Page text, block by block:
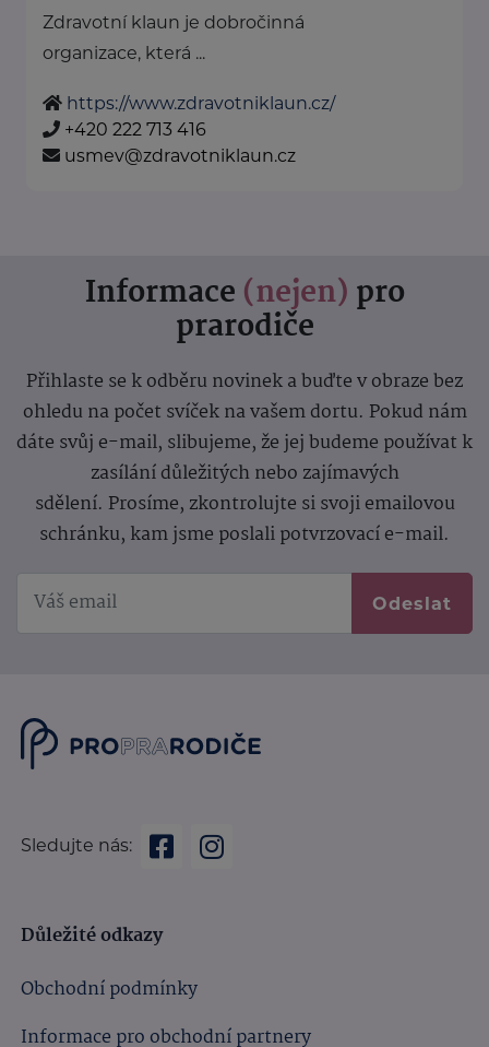
Zdravotní klaun je dobročinná
organizace, která ...
https://www.zdravotniklaun.cz/
+420 222 713 416
usmev@zdravotniklaun.cz
Informace (nejen) pro
prarodiče
Přihlaste se k odběru novinek a buďte v obraze bez
ohledu na počet svíček na vašem dortu. Pokud nám
dáte svůj e-mail, slibujeme, že jej budeme používat k
zasílání důležitých nebo zajímavých
sdělení. Prosíme, zkontrolujte si svoji emailovou
schránku, kam jsme poslali potvrzovací e-mail.
Odeslat
Sledujte nás:
Důležité odkazy
Obchodní podmínky
Informace pro obchodní partnery